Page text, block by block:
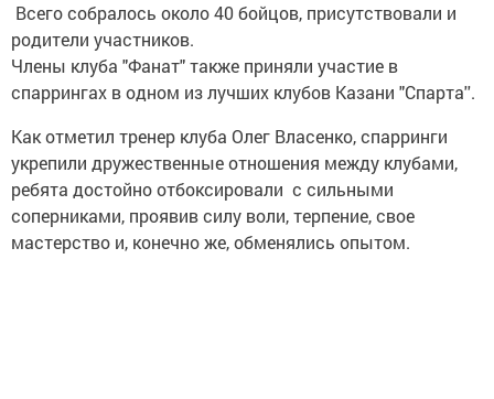
Всего собралось около 40 бойцов, присутствовали и
родители участников.
Члены клуба "Фанат" также приняли участие в
спаррингах в одном из лучших клубов Казани "Спарта''.
Как отметил тренер клуба Олег Власенко, спарринги
укрепили дружественные отношения между клубами,
ребята достойно отбоксировали с сильными
соперниками, проявив силу воли, терпение, свое
мастерство и, конечно же, обменялись опытом.